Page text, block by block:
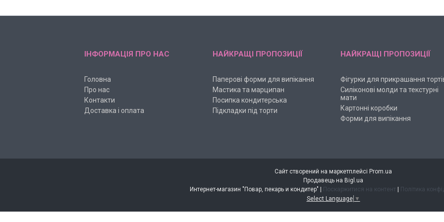
ІНФОРМАЦІЯ ПРО НАС
Головна
Про нас
Контакти
Доставка і оплата
НАЙКРАЩІ ПРОПОЗИЦІЇ
Паперові форми для випікання
Мастика та марципан
Посипка кондитерська
Підкладки під торти
НАЙКРАЩІ ПРОПОЗИЦІЇ
Фігурки для прикрашання
Силіконові молди та текстурні
мати
Картонні коробки
Форми для випікання
Сайт створений на маркетплейсі Prom.ua
Продавець на Bigl.ua
Поскаржитися на контент
Політика
Select Language ▼